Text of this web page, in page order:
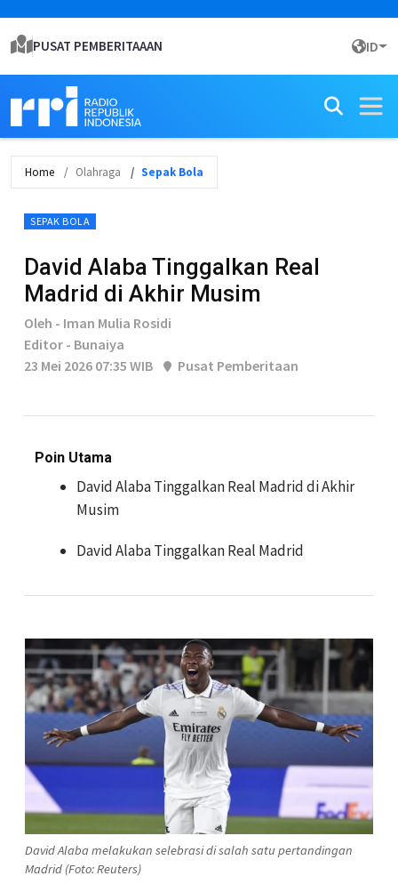
PUSAT PEMBERITAAAN ID
Home Olahraga Sepak Bola
SEPAK BOLA
David Alaba Tinggalkan Real
Madrid di Akhir Musim
Oleh - Iman Mulia Rosidi
Editor - Bunaiya
23 Mei 2026 07:35 WIB
Pusat Pemberitaan
Poin Utama
David Alaba Tinggalkan Real Madrid di Akhir
Musim
David Alaba Tinggalkan Real Madrid
David Alaba melakukan selebrasi di salah satu pertandingan
Madrid (Foto: Reuters)